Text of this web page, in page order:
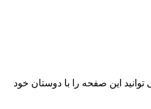
این صفحه را با دوستان خود